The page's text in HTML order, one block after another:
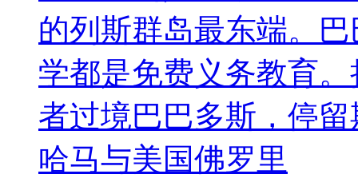
的列斯群岛最东端。
学都是免费义务教育
者过境巴巴多斯，停
哈马与美国佛罗里